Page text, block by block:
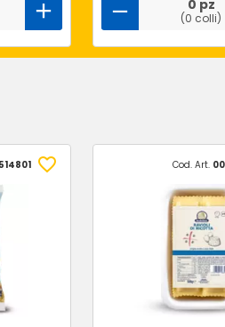
0 pz
(0 colli)
Cod. Art.